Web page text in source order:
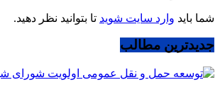
شما باید وارد سایت شوید تا بتوانید نظر دهید.
جدیدترین مطالب